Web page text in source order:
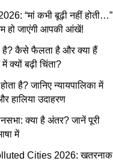
“मां कभी बूढ़ी नहीं होती…”
हो जाएंगी आपकी आंखें!
है? कैसे फैलता है और क्या हैं
क्यों बढ़ी चिंता?
है? जानिए न्यायपालिका में
हालिया उदाहरण
क्या है अंतर? जानें पूरी
में
Cities 2026: खतरनाक